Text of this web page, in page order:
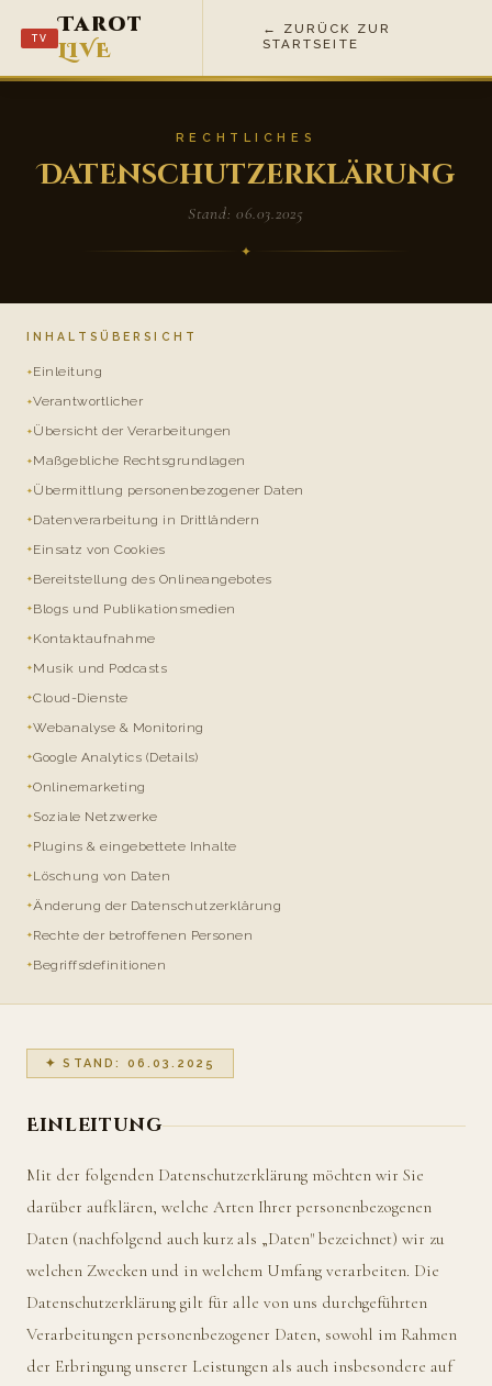
TV
Tarot
LIVE
← ZURÜCK ZUR
STARTSEITE
RECHTLICHES
Datenschutzerklärung
Stand: 06.03.2025
✦
INHALTSÜBERSICHT
Einleitung
Verantwortlicher
Übersicht der Verarbeitungen
Maßgebliche Rechtsgrundlagen
Übermittlung personenbezogener Daten
Datenverarbeitung in Drittländern
Einsatz von Cookies
Bereitstellung des Onlineangebotes
Blogs und Publikationsmedien
Kontaktaufnahme
Musik und Podcasts
Cloud-Dienste
Webanalyse & Monitoring
Google Analytics (Details)
Onlinemarketing
Soziale Netzwerke
Plugins & eingebettete Inhalte
Löschung von Daten
Änderung der Datenschutzerklärung
Rechte der betroffenen Personen
Begriffsdefinitionen
✦ STAND: 06.03.2025
Einleitung
Mit der folgenden Datenschutzerklärung möchten wir Sie
darüber aufklären, welche Arten Ihrer personenbezogenen
Daten (nachfolgend auch kurz als „Daten" bezeichnet) wir zu
welchen Zwecken und in welchem Umfang verarbeiten. Die
Datenschutzerklärung gilt für alle von uns durchgeführten
Verarbeitungen personenbezogener Daten, sowohl im Rahmen
der Erbringung unserer Leistungen als auch insbesondere auf